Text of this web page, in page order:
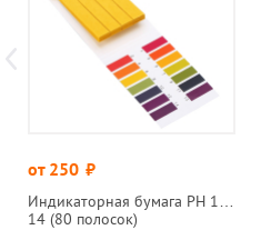
от 250 руб.
Индикаторная бумага РН 1…
14 (80 полосок)